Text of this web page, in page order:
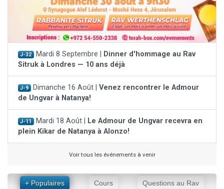
J-32 Mardi 8 Septembre |
Dinner d'hommage au Rav
Sitruk à Londres — 10 ans déjà
J-9 Dimanche 16 Août | Venez rencontrer le Admour
de Ungvar à Natanya!
J-11 Mardi 18 Août |
Le Admour de Ungvar recevra en
plein Kikar de Natanya à Alonzo!
Voir tous les événements à venir
+ Populaires Cours Questions au Rav